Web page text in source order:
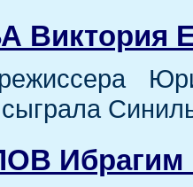
Виктория
режиссера
Ибрагим